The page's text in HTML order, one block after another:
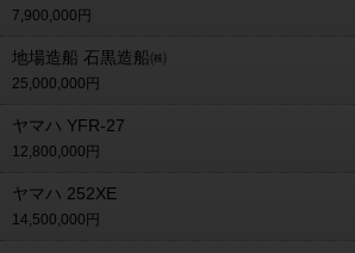
7,900,000円
地場造船 石黒造船㈱
25,000,000円
ヤマハ YFR-27
12,800,000円
ヤマハ 252XE
14,500,000円